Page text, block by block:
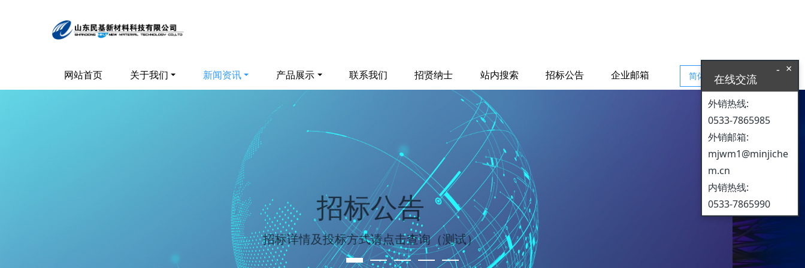
网站首页 关于我们 新闻资讯 产品展示 联系我们 招贤纳士 站内搜索 招标公告 企业邮箱 简体中文
招标公告
招标详情及投标方式请点击查询（测试）
×
-
在线交流
外销热线:
0533-7865985
外销邮箱:
mjwm1@minjiche
m.cn
内销热线:
0533-7865990